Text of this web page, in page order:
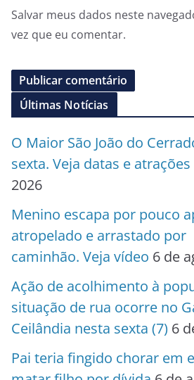
Salvar meus dados neste
vez que eu comentar.
Últimas Notícias
O Maior São João do
sexta. Veja datas e atrações
2026
Menino escapa por pouco
atropelado e arrastado por
caminhão. Veja vídeo 6 de
Ação de acolhimento à
situação de rua ocorre no
Ceilândia nesta sexta (7) 6
Pai teria fingido chorar em